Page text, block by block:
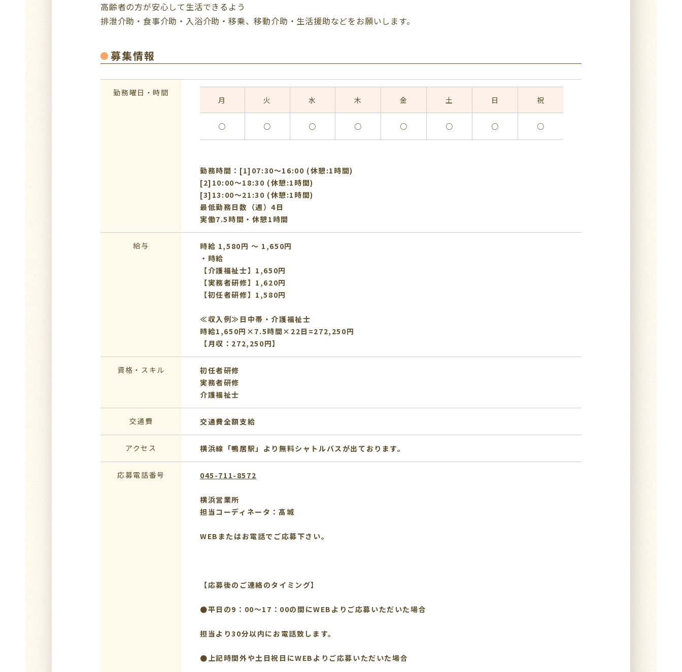
高齢者の方が安心して生活できるよう
排泄介助・食事介助・入浴介助・移乗、移動介助・生活援助などをお願いします。
募集情報
勤務曜日・時間
月 火 水 木 金 土 日 祝
○ ○ ○ ○ ○ ○ ○ ○
勤務時間：[1]07:30〜16:00 (休憩:1時間)
[2]10:00〜18:30 (休憩:1時間)
[3]13:00〜21:30 (休憩:1時間)
最低勤務日数（週）4日
実働7.5時間・休憩1時間
給与
時給 1,580円 〜 1,650円
・時給
【介護福祉士】1,650円
【実務者研修】1,620円
【初任者研修】1,580円
≪収入例≫日中帯・介護福祉士
時給1,650円×7.5時間×22日=272,250円
【月収：272,250円】
資格・スキル
初任者研修
実務者研修
介護福祉士
交通費 交通費全額支給
アクセス 横浜線「鴨居駅」より無料シャトルバスが出ております。
応募電話番号 045-711-8572
横浜営業所
担当コーディネータ：髙城
WEBまたはお電話でご応募下さい。
【応募後のご連絡のタイミング】
●平日の9：00～17：00の間にWEBよりご応募いただいた場合
担当より30分以内にお電話致します。
●上記時間外や土日祝日にWEBよりご応募いただいた場合